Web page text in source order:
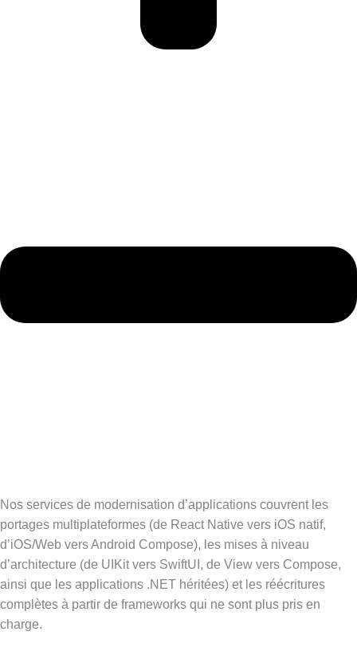
Nos services de modernisation d’applications couvrent les
portages multiplateformes (de React Native vers iOS natif,
d’iOS/Web vers Android Compose), les mises à niveau
d’architecture (de UIKit vers SwiftUI, de View vers Compose,
ainsi que les applications .NET héritées) et les réécritures
complètes à partir de frameworks qui ne sont plus pris en
charge.